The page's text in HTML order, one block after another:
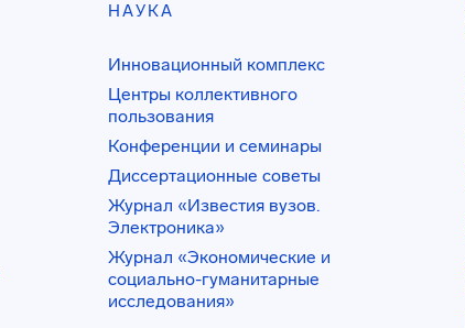
НАУКА
Инновационный комплекс
Центры коллективного
пользования
Конференции и семинары
Диссертационные советы
Журнал «Известия вузов.
Электроника»
Журнал «Экономические и
социально-гуманитарные
исследования»